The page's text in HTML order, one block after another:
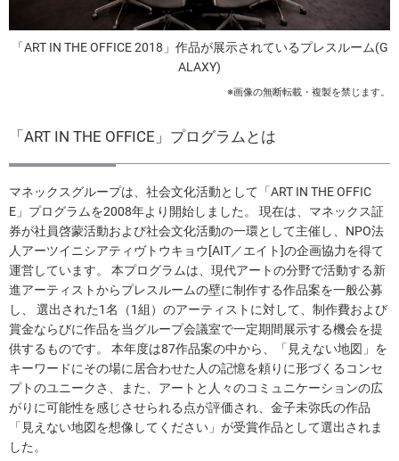
「ART IN THE OFFICE 2018」作品が展示されているプレスルーム(G
ALAXY)
※画像の無断転載・複製を禁じます。
「ART IN THE OFFICE」プログラムとは
マネックスグループは、社会文化活動として「ART IN THE OFFIC
E」プログラムを2008年より開始しました。 現在は、マネックス証
券が社員啓蒙活動および社会文化活動の一環として主催し、NPO法
人アーツイニシアティヴトウキョウ[AIT／エイト]の企画協力を得て
運営しています。 本プログラムは、現代アートの分野で活動する新
進アーティストからプレスルームの壁に制作する作品案を一般公募
し、 選出された1名（1組）のアーティストに対して、制作費および
賞金ならびに作品を当グループ会議室で一定期間展示する機会を提
供するものです。 本年度は87作品案の中から、「見えない地図」を
キーワードにその場に居合わせた人の記憶を頼りに形づくるコンセ
プトのユニークさ、また、アートと人々のコミュニケーションの広
がりに可能性を感じさせられる点が評価され、金子未弥氏の作品
「見えない地図を想像してください」が受賞作品として選出されま
した。